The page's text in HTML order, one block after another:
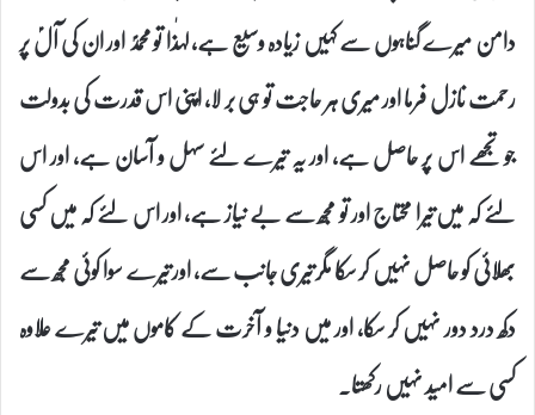
دامن میرے گناہوں سے کہیں زیادہ وسیع ہے، لہٰذا تو محمدؐ اور ان کی آلؑ پر
رحمت نازل فرما اور میری ہر حاجت تو ہی بر لا، اپنی اس قدرت کی بدولت
جو تجھے اس پر حاصل ہے، اور یہ تیرے لئے سہل و آسان ہے، اور اس
لئے کہ میں تیرا محتاج اور تو مجھ سے بے نیاز ہے، اور اس لئے کہ میں کسی
بھلائی کو حاصل نہیں کر سکا مگر تیری جانب سے، اور تیرے سوا کوئی مجھ سے
دکھ درد دور نہیں کر سکا، اور میں دنیا و آخرت کے کاموں میں تیرے علاوہ
کسی سے امید نہیں رکھتا۔